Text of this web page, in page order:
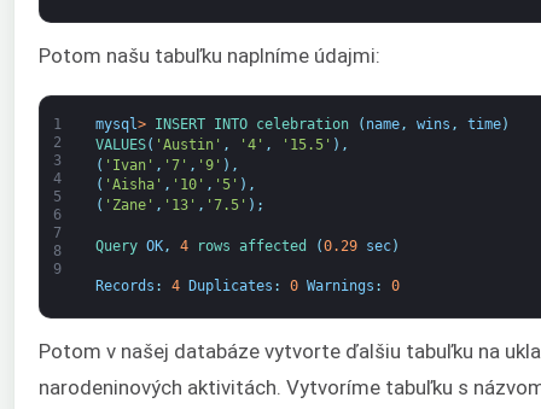
Potom našu tabuľku naplníme údajmi:
1
2
3
4
5
6
7
8
9
mysql> INSERT INTO celebration ( name, wins , time)
VALUES( 'Austin' , '4' , '15.5' ) ,
( 'Ivan' , '7' , '9' ) ,
( 'Aisha' , '10' , '5' ) ,
( 'Zane' , '13' , '7.5' ) ;
Query OK, 4 rows affected (0.29 sec)
Records : 4 Duplicates : 0 Warnings : 0
Potom v našej databáze vytvorte ďalšiu tabuľku na
narodeninových aktivitách. Vytvoríme tabuľku s